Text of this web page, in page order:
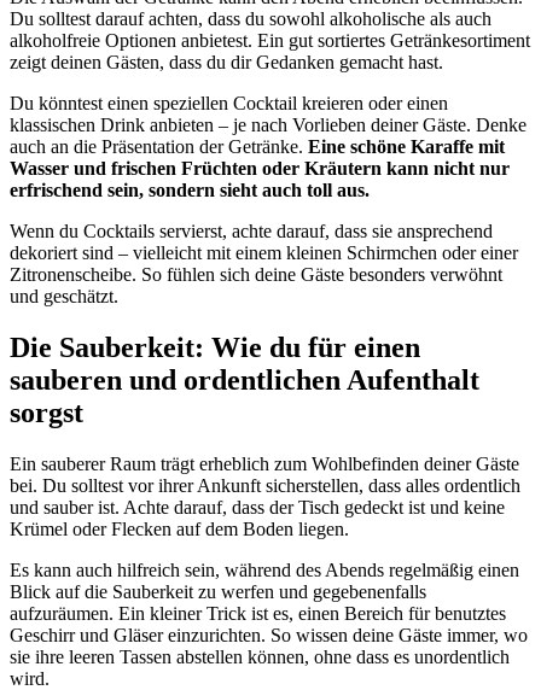
Du solltest darauf achten, dass du sowohl alkoholische als auch
alkoholfreie Optionen anbietest. Ein gut sortiertes Getränkesortiment
zeigt deinen Gästen, dass du dir Gedanken gemacht hast.
Du könntest einen speziellen Cocktail kreieren oder einen
klassischen Drink anbieten – je nach Vorlieben deiner Gäste. Denke
auch an die Präsentation der Getränke. Eine schöne Karaffe mit
Wasser und frischen Früchten oder Kräutern kann nicht nur
erfrischend sein, sondern sieht auch toll aus.
Wenn du Cocktails servierst, achte darauf, dass sie ansprechend
dekoriert sind – vielleicht mit einem kleinen Schirmchen oder einer
Zitronenscheibe. So fühlen sich deine Gäste besonders verwöhnt
und geschätzt.
Die Sauberkeit: Wie du für einen
sauberen und ordentlichen Aufenthalt
sorgst
Ein sauberer Raum trägt erheblich zum Wohlbefinden deiner Gäste
bei. Du solltest vor ihrer Ankunft sicherstellen, dass alles ordentlich
und sauber ist. Achte darauf, dass der Tisch gedeckt ist und keine
Krümel oder Flecken auf dem Boden liegen.
Es kann auch hilfreich sein, während des Abends regelmäßig einen
Blick auf die Sauberkeit zu werfen und gegebenenfalls
aufzuräumen. Ein kleiner Trick ist es, einen Bereich für benutztes
Geschirr und Gläser einzurichten. So wissen deine Gäste immer, wo
sie ihre leeren Tassen abstellen können, ohne dass es unordentlich
wird.